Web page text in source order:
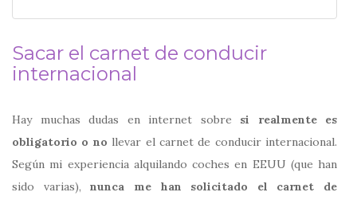
Sacar el carnet de conducir
internacional
Hay muchas dudas en internet sobre si realmente es
obligatorio o no llevar el carnet de conducir internacional.
Según mi experiencia alquilando coches en EEUU (que han
sido varias),nunca me han solicitado el carnet de